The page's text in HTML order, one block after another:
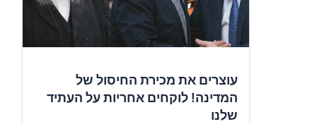
עוצרים את מכירת החיסול של
המדינה! לוקחים אחריות על העתיד
שלנו